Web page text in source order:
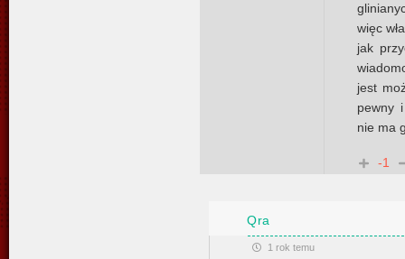
więc
jak
jest
pewny
nie ma
-1
Qra
1 rok temu